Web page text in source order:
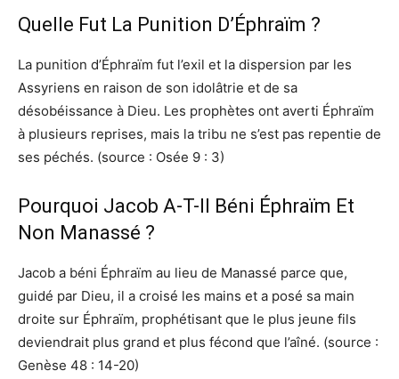
Quelle Fut La Punition D’Éphraïm ?
La punition d’Éphraïm fut l’exil et la dispersion par les
Assyriens en raison de son idolâtrie et de sa
désobéissance à Dieu. Les prophètes ont averti Éphraïm
à plusieurs reprises, mais la tribu ne s’est pas repentie de
ses péchés. (source : Osée 9 : 3)
Pourquoi Jacob A-T-Il Béni Éphraïm Et
Non Manassé ?
Jacob a béni Éphraïm au lieu de Manassé parce que,
guidé par Dieu, il a croisé les mains et a posé sa main
droite sur Éphraïm, prophétisant que le plus jeune fils
deviendrait plus grand et plus fécond que l’aîné. (source :
Genèse 48 : 14-20)